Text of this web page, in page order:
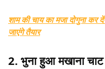
शाम की चाय का मजा दोगुना
जाएंगे तैयार
2. भुना हुआ मखाना चाट